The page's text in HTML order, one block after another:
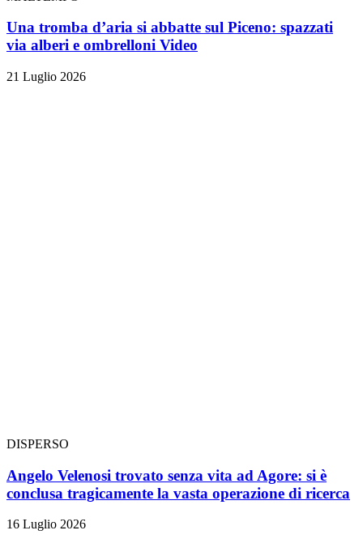
Una tromba d’aria si abbatte sul Piceno: spazzati
via alberi e ombrelloni Video
21 Luglio 2026
DISPERSO
Angelo Velenosi trovato senza vita ad Agore: si è
conclusa tragicamente la vasta operazione di ricerca
16 Luglio 2026